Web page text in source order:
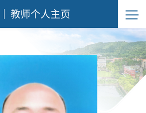
教师个人主页